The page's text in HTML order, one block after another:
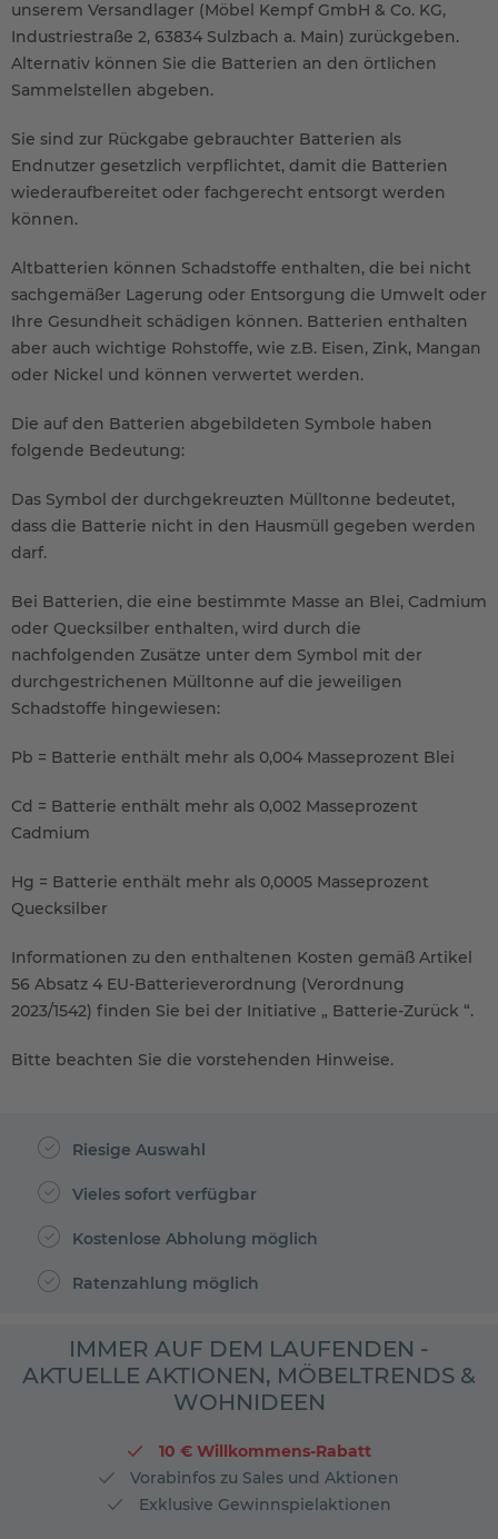
unserem Versandlager (Möbel Kempf GmbH & Co. KG,
Industriestraße 2, 63834 Sulzbach a. Main) zurückgeben.
Alternativ können Sie die Batterien an den örtlichen
Sammelstellen abgeben.
Sie sind zur Rückgabe gebrauchter Batterien als
Endnutzer gesetzlich verpflichtet, damit die Batterien
wiederaufbereitet oder fachgerecht entsorgt werden
können.
Altbatterien können Schadstoffe enthalten, die bei nicht
sachgemäßer Lagerung oder Entsorgung die Umwelt oder
Ihre Gesundheit schädigen können. Batterien enthalten
aber auch wichtige Rohstoffe, wie z.B. Eisen, Zink, Mangan
oder Nickel und können verwertet werden.
Die auf den Batterien abgebildeten Symbole haben
folgende Bedeutung:
Das Symbol der durchgekreuzten Mülltonne bedeutet,
dass die Batterie nicht in den Hausmüll gegeben werden
darf.
Bei Batterien, die eine bestimmte Masse an Blei, Cadmium
oder Quecksilber enthalten, wird durch die
nachfolgenden Zusätze unter dem Symbol mit der
durchgestrichenen Mülltonne auf die jeweiligen
Schadstoffe hingewiesen:
Pb = Batterie enthält mehr als 0,004 Masseprozent Blei
Cd = Batterie enthält mehr als 0,002 Masseprozent
Cadmium
Hg = Batterie enthält mehr als 0,0005 Masseprozent
Quecksilber
Informationen zu den enthaltenen Kosten gemäß Artikel
56 Absatz 4 EU-Batterieverordnung (Verordnung
2023/1542) finden Sie bei der Initiative „ Batterie-Zurück “.
Bitte beachten Sie die vorstehenden Hinweise.
Riesige Auswahl
Vieles sofort verfügbar
Kostenlose Abholung möglich
Ratenzahlung möglich
IMMER AUF DEM LAUFENDEN -
AKTUELLE AKTIONEN, MÖBELTRENDS &
WOHNIDEEN
10 € Willkommens-Rabatt
Vorabinfos zu Sales und Aktionen
Exklusive Gewinnspielaktionen